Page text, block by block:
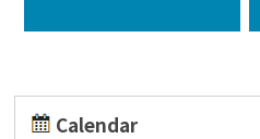
Calendar